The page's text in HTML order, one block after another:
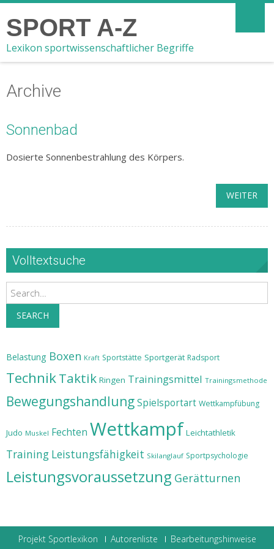
SPORT A-Z
Lexikon sportwissenschaftlicher Begriffe
Archive
Sonnenbad
Dosierte Sonnenbestrahlung des Körpers.
WEITER
Volltextsuche
Search
SEARCH
Belastung Boxen Kraft Sportstätte Sportgerät Radsport
TechnikTaktik Ringen Trainingsmittel Trainingsmethode
BewegungshandlungSpielsportart Wettkampfübung
Judo Muskel Fechten Wettkampf Leichtathletik
Training Leistungsfähigkeit Skilanglauf Sportpsychologie
Leistungsvoraussetzung Gerätturnen
Projekt Sportlexikon Autorenliste
Bearbeitungshinweise